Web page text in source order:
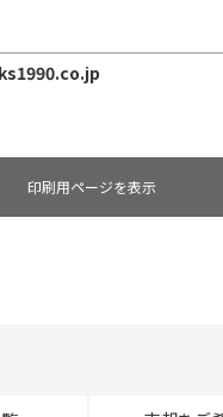
印刷用ページを表示